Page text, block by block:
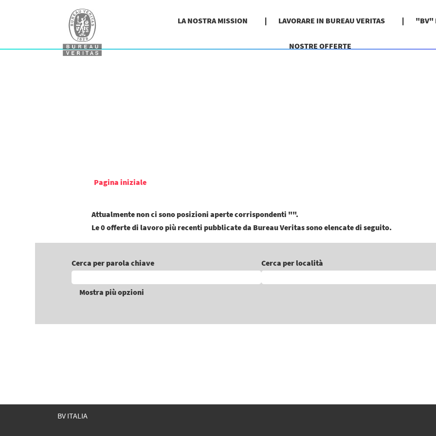
LA NOSTRA MISSION LAVORARE IN BUREAU VERITAS "BV"
NOSTRE OFFERTE
Pagina iniziale
Attualmente non ci sono posizioni aperte corrispondenti "".
Le 0 offerte di lavoro più recenti pubblicate da Bureau Veritas sono elencate di seguito.
Cerca per parola chiave Cerca per località
Mostra più opzioni
BV ITALIA